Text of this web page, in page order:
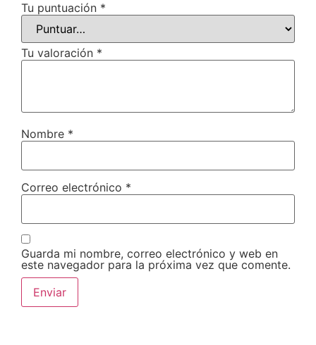
Tu puntuación *
Tu valoración *
Nombre *
Correo electrónico *
Guarda mi nombre, correo electrónico y web en
este navegador para la próxima vez que comente.